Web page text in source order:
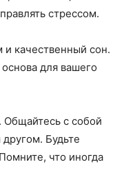
стрессом.
и качественный сон.
для вашего
Общайтесь с собой
Будьте
что иногда